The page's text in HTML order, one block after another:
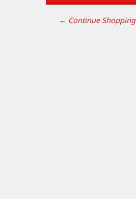
← Continue Shopping